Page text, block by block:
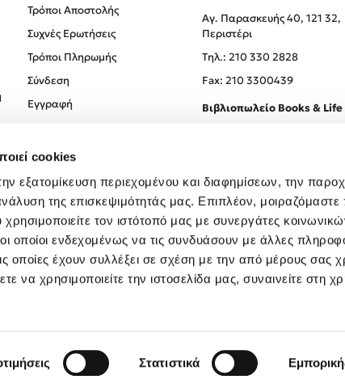
cookies
εξατομίκευση περιεχομένου και διαφημίσεων, την
της επισκεψιμότητάς μας. Επιπλέον, μοιραζόμαστε
τον ιστότοπό μας με συνεργάτες
οποίοι ενδεχομένως να τις συνδυάσουν με άλλες
οποίες έχουν συλλέξει σε σχέση με την από μέρους σας
να χρησιμοποιείτε την ιστοσελίδα μας, συναινείτε στη
Στατιστικά
Τρόποι Αποστολής
Συχνές Ερωτήσεις
Τρόποι Πληρωμής
Σύνδεση
Εγγραφή
Αγ. Παρασκευής 40, 121 32,
Περιστέρι
Tηλ.: 210 330 2828
Fax: 210 3300439
Βιβλιοπωλείο Books & Life
Created by Powered by